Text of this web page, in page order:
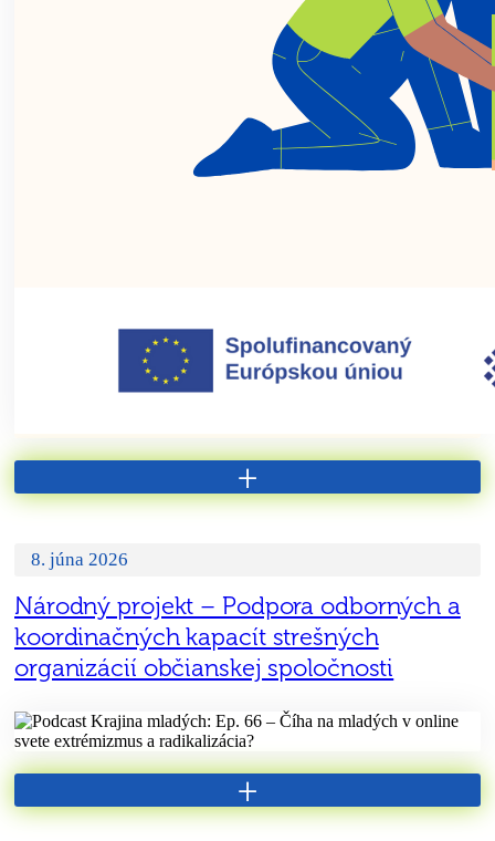
+
8. júna 2026
Národný projekt – Podpora odborných a
koordinačných kapacít strešných
organizácií občianskej spoločnosti
+